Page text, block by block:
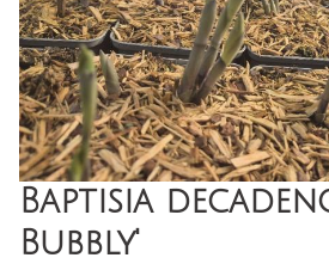
Baptisia
Bubbly'